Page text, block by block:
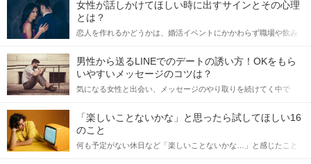
女性が話しかけてほしい時に出すサインとその心理
とは？
恋人を作れるかどうかは、婚活イベントにかかわらず職場や飲み
てアプローチできるかにも左右されます。 これから恋人作りを本
格的に始めようとしている方は、女性が異性を求めて出すサイン
をしっかりと理解し、正しい行動に移せるかどうかが重要。 この
記事では、女性が話しかけて欲しい時に出すサインとその心理を
合にどのような行動に繋げるべきかをご紹介していきます。
男性から送るLINEでのデートの誘い方！OKをもら
いやすいメッセージのコツは？
気になる女性と出会い、メッセージのやり取りを続けてく中で
しかし、中には「どう誘ったらいいの？」とお困りの男性もいら
っしゃるのではないでしょうか。 そこで今回は、男性から女性へ
送るLINEでのデートの誘い方のコツをご紹介します。例文も混じ
えながら解説するので、ぜひ参考にしてください。
「楽しいことないかな」と思ったら試してほしい16
のこと
何も予定がない休日など「楽しいことないかな…」と感じたこと